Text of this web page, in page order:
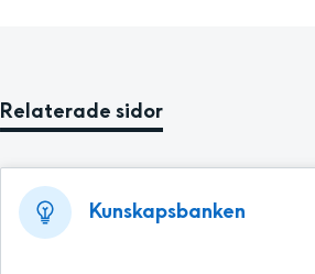
Relaterade sidor
Kunskapsbanken